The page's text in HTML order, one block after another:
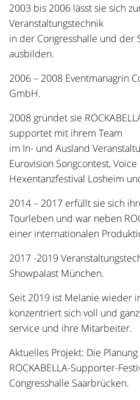
2003 bis 2006 lässt sie sich
Veranstaltungstechnik
in der Congresshalle und der
ausbilden.
2006 – 2008 Eventmanagrin
GmbH.
2008 gründet sie
supportet mit ihrem Team
im In- und Ausland
Eurovision Songcontest,
Hexentanzfestival Losheim
2014 – 2017 erfüllt sie sich
Tourleben und war neben
einer internationalen
2017 -2019
Showpalast München.
Seit 2019 ist Melanie wieder
konzentriert sich voll und
service und ihre Mitarbeiter.
Aktuelles Projekt: Die
ROCKABELLA-Supporter-
Congresshalle Saarbrücken.